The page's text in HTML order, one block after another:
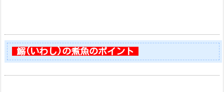
鰯(いわし)の煮魚のポイント